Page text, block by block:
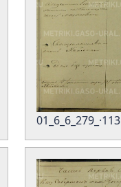
01_6_6_279_·113